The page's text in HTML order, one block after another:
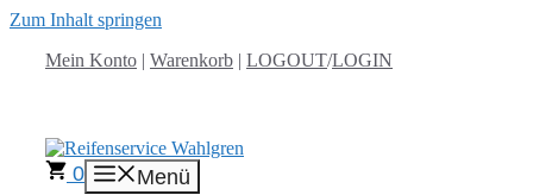
Zum Inhalt springen
Mein Konto | Warenkorb | LOGOUT/LOGIN
0 Menü